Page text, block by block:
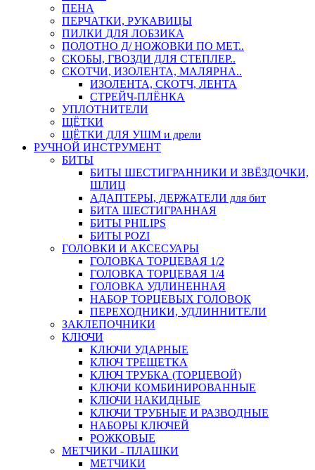
ПЕНА
ПЕРЧАТКИ, РУКАВИЦЫ
ПИЛКИ ДЛЯ ЛОБЗИКА
ПОЛОТНО Д/ НОЖОВКИ ПО МЕТ..
СКОБЫ, ГВОЗДИ ДЛЯ СТЕПЛЕР..
СКОТЧИ, ИЗОЛЕНТА, МАЛЯРНА..
ИЗОЛЕНТА, СКОТЧ, ЛЕНТА
СТРЕЙЧ-ПЛЁНКА
УПЛОТНИТЕЛИ
ЩЁТКИ
ЩЁТКИ ДЛЯ УШМ и дрели
РУЧНОЙ ИНСТРУМЕНТ
БИТЫ
БИТЫ ШЕСТИГРАННИКИ И ЗВЁЗДОЧКИ,
ШЛИЦ
АДАПТЕРЫ, ДЕРЖАТЕЛИ для бит
БИТА ШЕСТИГРАННАЯ
БИТЫ PHILIPS
БИТЫ POZI
ГОЛОВКИ И АКСЕСУАРЫ
ГОЛОВКА ТОРЦЕВАЯ 1/2
ГОЛОВКА ТОРЦЕВАЯ 1/4
ГОЛОВКА УДЛИНЕННАЯ
НАБОР ТОРЦЕВЫХ ГОЛОВОК
ПЕРЕХОДНИКИ, УДЛИННИТЕЛИ
ЗАКЛЕПОЧНИКИ
КЛЮЧИ
КЛЮЧИ УДАРНЫЕ
КЛЮЧ ТРЕЩЕТКА
КЛЮЧ ТРУБКА (ТОРЦЕВОЙ)
КЛЮЧИ КОМБИНИРОВАННЫЕ
КЛЮЧИ НАКИДНЫЕ
КЛЮЧИ ТРУБНЫЕ И РАЗВОДНЫЕ
НАБОРЫ КЛЮЧЕЙ
РОЖКОВЫЕ
МЕТЧИКИ - ПЛАШКИ
МЕТЧИКИ